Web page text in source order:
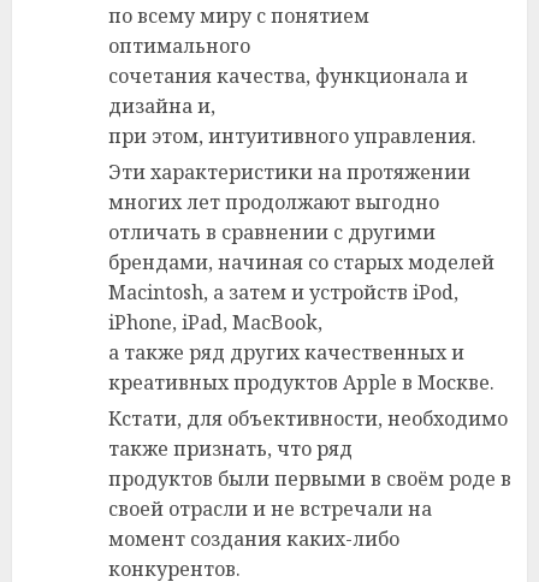
по всему миру с понятием
оптимального
сочетания качества, функционала и
дизайна и,
при этом, интуитивного управления.
Эти характеристики на протяжении
многих лет продолжают выгодно
отличать в сравнении с другими
брендами, начиная со старых моделей
Macintosh, а затем и устройств iPod,
iPhone, iPad, MacBook,
а также ряд других качественных и
креативных продуктов Apple в Москве.
Кстати, для объективности, необходимо
также признать, что ряд
продуктов были первыми в своём роде в
своей отрасли и не встречали на
момент создания каких-либо
конкурентов.